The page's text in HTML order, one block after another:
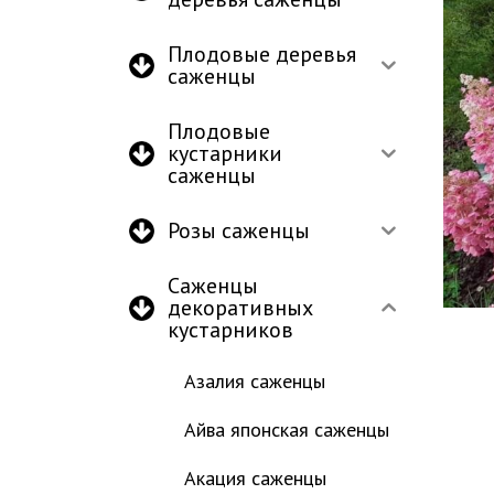
Плодовые деревья
саженцы
Плодовые
кустарники
саженцы
Розы саженцы
Саженцы
декоративных
кустарников
Азалия саженцы
Айва японская саженцы
Акация саженцы